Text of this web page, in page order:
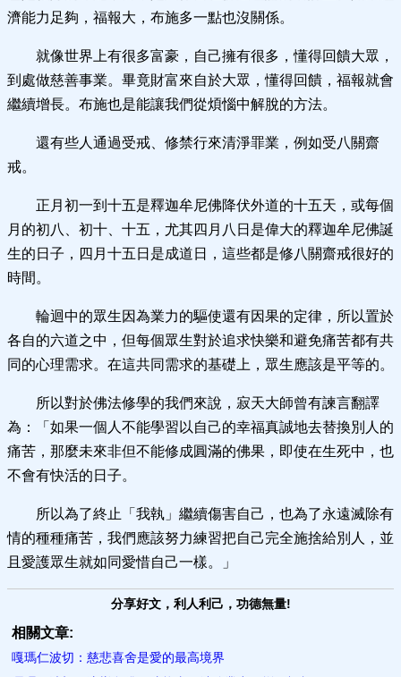
濟能力足夠，福報大，布施多一點也沒關係。
就像世界上有很多富豪，自己擁有很多，懂得回饋大眾，
到處做慈善事業。畢竟財富來自於大眾，懂得回饋，福報就會
繼續增長。布施也是能讓我們從煩惱中解脫的方法。
還有些人通過受戒、修禁行來清淨罪業，例如受八關齋
戒。
正月初一到十五是釋迦牟尼佛降伏外道的十五天，或每個
月的初八、初十、十五，尤其四月八日是偉大的釋迦牟尼佛誕
生的日子，四月十五日是成道日，這些都是修八關齋戒很好的
時間。
輪迴中的眾生因為業力的驅使還有因果的定律，所以置於
各自的六道之中，但每個眾生對於追求快樂和避免痛苦都有共
同的心理需求。在這共同需求的基礎上，眾生應該是平等的。
所以對於佛法修學的我們來說，寂天大師曾有諫言翻譯
為：「如果一個人不能學習以自己的幸福真誠地去替換別人的
痛苦，那麼未來非但不能修成圓滿的佛果，即使在生死中，也
不會有快活的日子。
所以為了終止「我執」繼續傷害自己，也為了永遠滅除有
情的種種痛苦，我們應該努力練習把自己完全施捨給別人，並
且愛護眾生就如同愛惜自己一樣。」
分享好文，利人利己，功德無量!
相關文章:
嘎瑪仁波切：慈悲喜舍是愛的最高境界